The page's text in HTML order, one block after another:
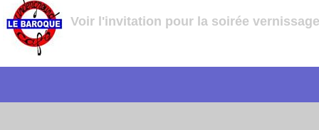
Voir l'invitation pour la soirée